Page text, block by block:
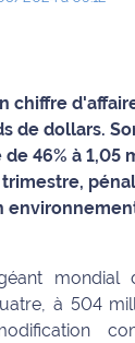
chiffre
de dollars.
46% à 1,05
mondial
à 504